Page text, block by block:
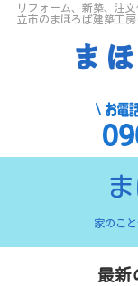
リフォーム、新築、注
立市のまほろば建築工
家のこ
最新